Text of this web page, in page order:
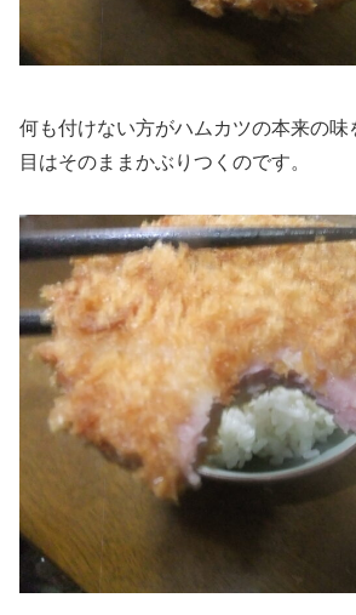
何も付けない方がハムカツの本来の味
目はそのままかぶりつくのです。